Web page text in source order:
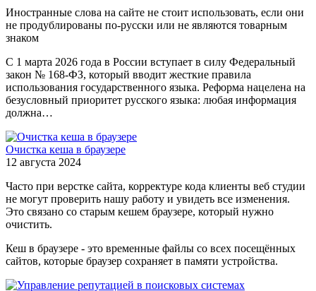
Иностранные слова на сайте не стоит использовать, если они
не продублированы по-русски или не являются товарным
знаком
С 1 марта 2026 года в России вступает в силу Федеральный
закон № 168-ФЗ, который вводит жесткие правила
использования государственного языка. Реформа нацелена на
безусловный приоритет русского языка: любая информация
должна…
Очистка кеша в браузере
12 августа 2024
Часто при верстке сайта, корректуре кода клиенты веб студии
не могут проверить нашу работу и увидеть все изменения.
Это связано со старым кешем браузере, который нужно
очистить.
Кеш в браузере - это временные файлы со всех посещённых
сайтов, которые браузер сохраняет в памяти устройства.